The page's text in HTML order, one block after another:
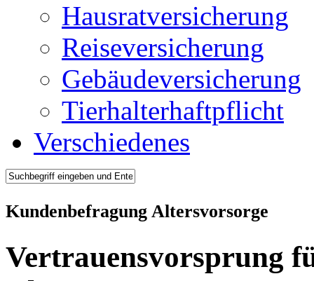
Hausratversicherung
Reiseversicherung
Gebäudeversicherung
Tierhalterhaftpflicht
Verschiedenes
Kundenbefragung Altersvorsorge
Vertrauensvorsprung